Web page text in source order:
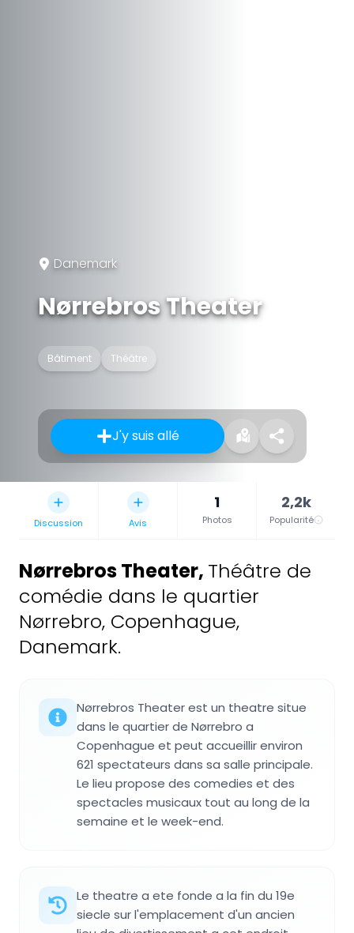
Danemark
Nørrebros Theater
Bâtiment Théâtre
J'y suis allé
Discussion Avis
1
Photos
2,2k
Popularité
Nørrebros Theater, Théâtre de
comédie dans le quartier
Nørrebro, Copenhague,
Danemark.
Nørrebros Theater est un theatre situe
dans le quartier de Nørrebro a
Copenhague et peut accueillir environ
621 spectateurs dans sa salle principale.
Le lieu propose des comedies et des
spectacles musicaux tout au long de la
semaine et le week-end.
Le theatre a ete fonde a la fin du 19e
siecle sur l'emplacement d'un ancien